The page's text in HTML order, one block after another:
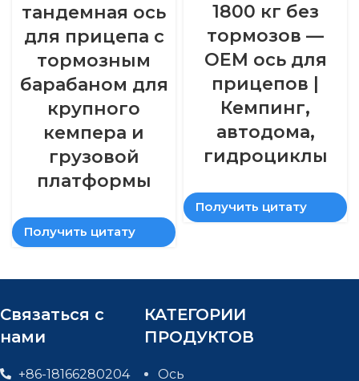
тандемная ось
для прицепа с
тормозным
барабаном для
крупного
кемпера и
грузовой
платформы
Получить цитату
1800 кг без
тормозов —
ОЕМ ось для
прицепов |
Кемпинг,
автодома,
гидроциклы
Получить цитату
Связаться с
нами
+86-18166280204
КАТЕГОРИИ
ПРОДУКТОВ
Ось